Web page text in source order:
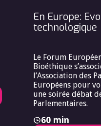
En Europe:
technologique
Le Forum
Bioéthique
l’Association des
Européens pour
une soirée débat
Parlementaires.
60 min